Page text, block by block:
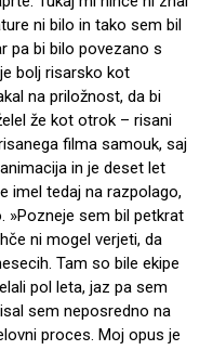
ni bilo in tako sem bil
pa bi bilo povezano s
bolj risarsko kot
na priložnost, da bi
že kot otrok – risani
filma samouk, saj
in je deset let
imel tedaj na razpolago,
»Pozneje sem bil petkrat
ni mogel verjeti, da
Tam so bile ekipe
pol leta, jaz pa sem
sem neposredno na
proces. Moj opus je